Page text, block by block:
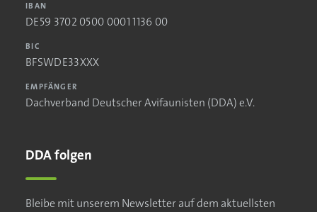
IBAN
DE59 3702 0500 0001 1136 00
BIC
BFSWDE33XXX
EMPFÄNGER
Dachverband Deutscher Avifaunisten (DDA) e.V.
DDA folgen
Bleibe mit unserem Newsletter auf dem aktuellsten